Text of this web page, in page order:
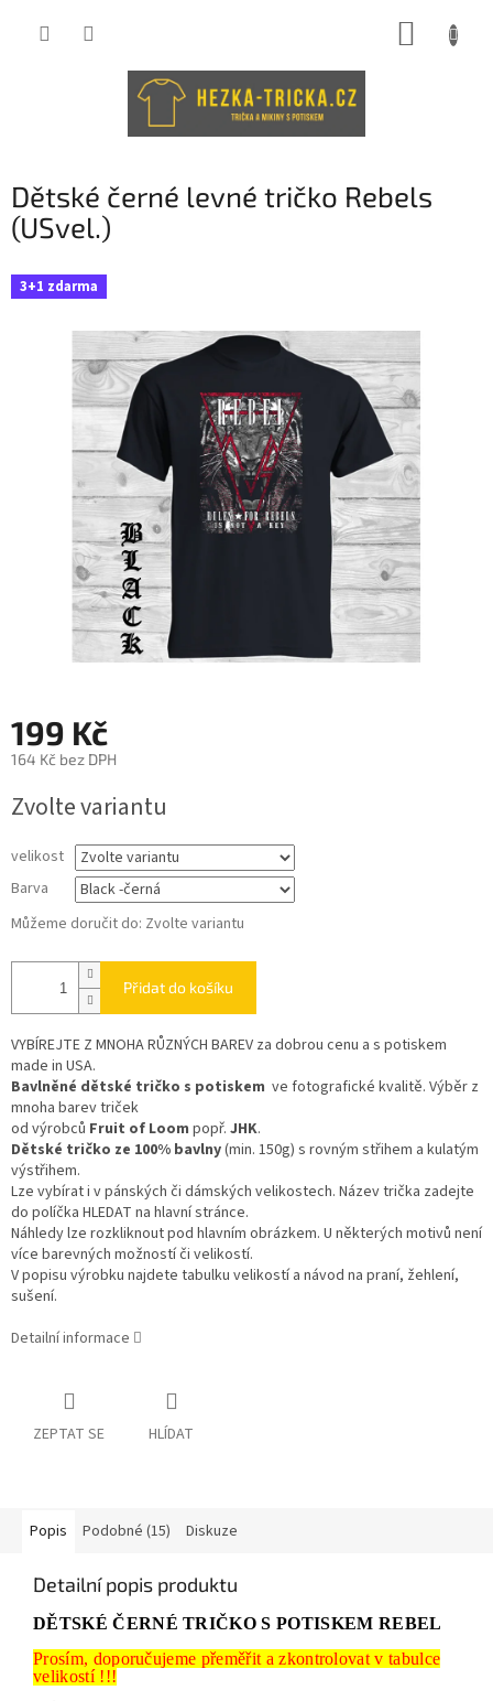
Dětské černé levné tričko Rebels
(USvel.)
3+1 zdarma
199 Kč
164 Kč bez DPH
cena:
Zvolte variantu
velikost
Barva
Můžeme doručit do: Zvolte variantu
Přidat do košíku
VYBÍREJTE Z MNOHA RŮZNÝCH BAREV za dobrou cenu a s potiskem
made in USA.
Bavlněné dětské tričko s potiskem ve fotografické kvalitě. Výběr z
mnoha barev triček
od výrobců Fruit of Loom popř. JHK.
Dětské tričko ze 100% bavlny(min. 150g) s rovným střihem a kulatým
výstřihem.
Lze vybírat i v pánských či dámských velikostech. Název trička zadejte
do políčka HLEDAT na hlavní stránce.
Náhledy lze rozkliknout pod hlavním obrázkem. U některých motivů není
více barevných možností či velikostí.
V popisu výrobku najdete tabulku velikostí a návod na praní, žehlení,
sušení.
Detailní informace
ZEPTAT SE HLÍDAT
Popis Podobné (15) Diskuze
Detailní popis produktu
DĚTSKÉ ČERNÉ TRIČKO S POTISKEM REBEL
Prosím, doporučujeme přeměřit a zkontrolovat v tabulce
velikostí !!!